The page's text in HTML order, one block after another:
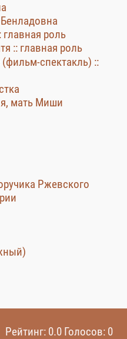
главная роль
:: главная роль
спектакль) ::
мать Миши
Ржевского
Рейтинг: 0.0 Голосов: 0